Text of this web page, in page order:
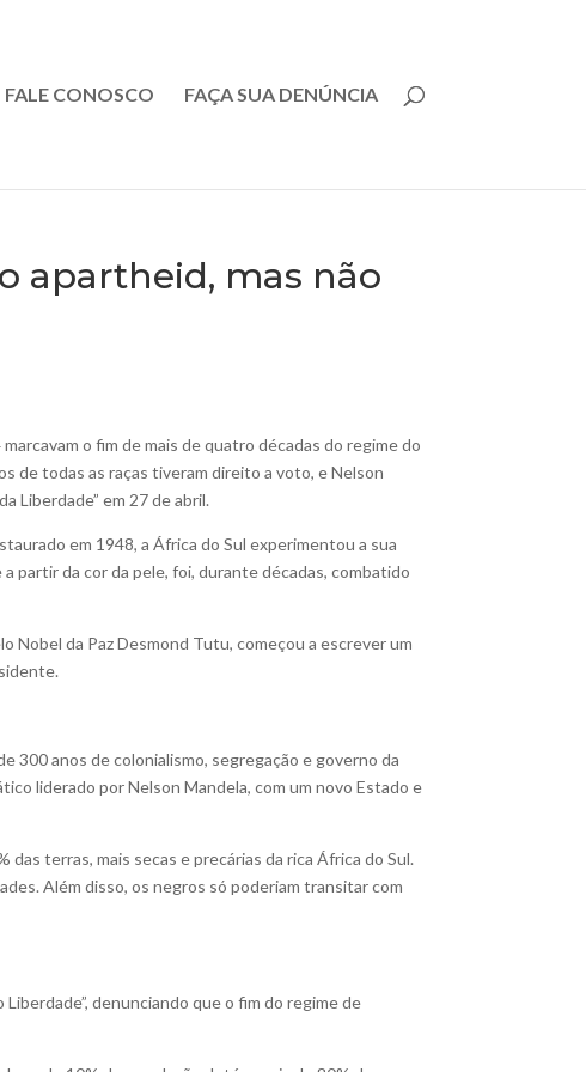
FALE CONOSCO FAÇA SUA DENÚNCIA
apartheid, mas não
o fim de mais de quatro décadas do regime do
de todas as raças tiveram direito a voto, e Nelson
Liberdade” em 27 de abril.
em 1948, a África do Sul experimentou a sua
partir da cor da pele, foi, durante décadas, combatido
Nobel da Paz Desmond Tutu, começou a escrever um
300 anos de colonialismo, segregação e governo da
liderado por Nelson Mandela, com um novo Estado e
terras, mais secas e precárias da rica África do Sul.
Além disso, os negros só poderiam transitar com
denunciando que o fim do regime de